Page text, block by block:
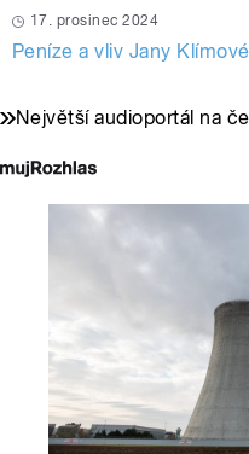
17. prosinec 2024
Peníze a vliv Jany Klímové
Největší audioportál na